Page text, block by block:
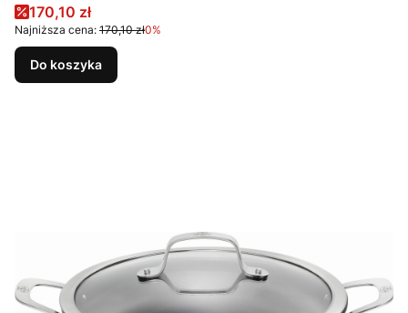
Cena promocyjna
170,10 zł
Najniższa cena: 170,10 zł0%
Do koszyka